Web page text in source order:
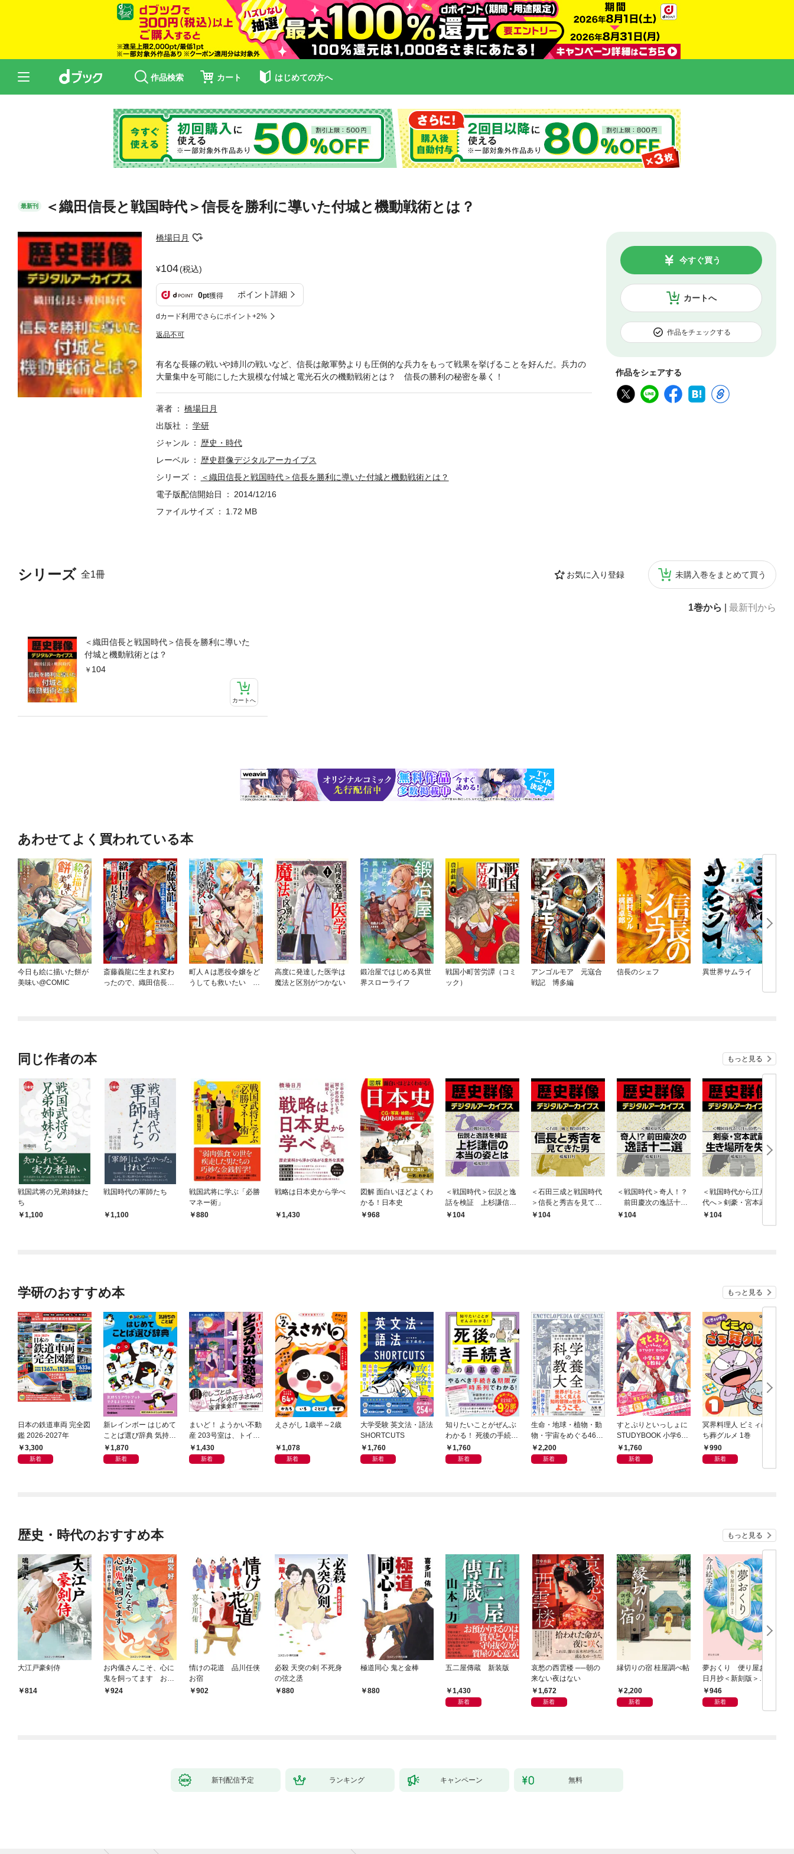
作品検索 カート はじめての方へ
最新刊 ＜織田信長と戦国時代＞信長を勝利に導いた付城と機動戦術とは？
橋場日月
104(税込)
0pt獲得 ポイント詳細
dカード利用でさらにポイント+2%
返品不可
カートへ
今すぐ買う
作品をチェックする
作品をシェアする
シリーズ 全1冊 お気に入り登録 未購入巻をまとめて買う
1巻から 最新刊から
＜織田信長と戦国時代＞信長を勝利に導いた
付城と機動戦術とは？
104
カートへ
有名な長篠の戦いや姉川の戦いなど、信長は敵軍勢よりも圧倒的な兵力をもって戦果を挙げることを好んだ。兵力の
大量集中を可能にした大規模な付城と電光石火の機動戦術とは？ 信長の勝利の秘密を暴く！
著者
橋場日月
出版社
学研
ジャンル
歴史・時代
レーベル
歴史群像デジタルアーカイブス
シリーズ
＜織田信長と戦国時代＞信長を勝利に導いた付城と機動戦術とは？
電子版配信開始日
2014/12/16
ファイルサイズ
1.72 MB
あわせてよく買われている本
今日も絵に描いた餅が
美味い@COMIC
斎藤義龍に生まれ変わ
ったので、織田信長に
町人Ａは悪役令嬢をど
うしても救いたい ～
高度に発達した医学は
魔法と区別がつかない
鍛冶屋ではじめる異世
界スローライフ
戦国小町苦労譚（コミ
ック）
アンゴルモア 元寇合
戦記 博多編
信長のシェフ 異世界サムライ
同じ作者の本 もっと見る
戦国武将の兄弟姉妹た
ち
1,100
戦国時代の軍師たち
1,100
戦国武将に学ぶ「必勝
マネー術」
880
戦略は日本史から学べ
1,430
図解 面白いほどよくわ
かる！日本史
968
＜戦国時代＞伝説と逸
話を検証 上杉謙信の
本当の姿とは！？
104
＜石田三成と戦国時代
＞信長と秀吉を見てき
た男104
＜戦国時代＞奇人！？
前田慶次の逸話十二
選104
＜戦国時代から江戸時
代へ＞剣豪・宮本武蔵
生き場所を失う
104
学研のおすすめ本 もっと見る
日本の鉄道車両 完全図
鑑 2026-2027年
3,300
新着
新レインボー はじめて
ことば選び辞典 気持ち
のことば
1,870
新着
まいど！ ようかい不動
産 203号室は、トイレ
の花子さんの部屋？
1,430
新着
えさがし 1歳半～2歳
1,078
新着
大学受験 英文法・語法
SHORTCUTS
1,760
新着
知りたいことがぜんぶ
わかる！ 死後の手続き
の超基本
1,760
新着
生命・地球・植物・動
物・宇宙をめぐる46億
年の物語 科学の教養大
全
2,200
新着
すとぷりといっしょに
STUDYBOOK 小学6年
分5教科
1,760
新着
冥界料理人 ビミィのご
ち葬グルメ 1巻
990
新着
歴史・時代のおすすめ本 もっと見る
大江戸豪剣侍
814
お内儀さんこそ、心に
鬼を飼ってます おけ
いの戯作手帖
924
情けの花道 品川任侠
お宿
902
必殺 天突の剣 不死身
の弦之丞
880
極道同心 鬼と金棒
880
五二屋傳蔵 新装版
1,430
新着
哀愁の西雲楼 ──朝の
来ない夜はない
1,672
新着
縁切りの宿 桂屋調べ帖
2,200
新着
夢おくり 便り屋お葉
日月抄＜新刻版＞
［1］
946
新着
新刊配信予定 ランキング キャンペーン 無料